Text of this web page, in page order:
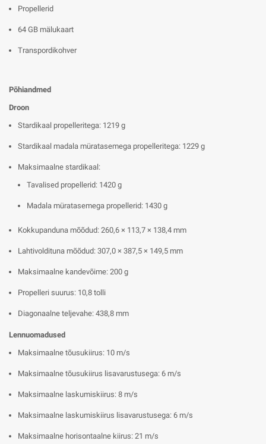
Propellerid
64 GB mälukaart
Transpordikohver
Põhiandmed
Droon
Stardikaal propelleritega: 1219 g
Stardikaal madala müratasemega propelleritega: 1229 g
Maksimaalne stardikaal:
Tavalised propellerid: 1420 g
Madala müratasemega propellerid: 1430 g
Kokkupanduna mõõdud: 260,6 × 113,7 × 138,4 mm
Lahtivoldituna mõõdud: 307,0 × 387,5 × 149,5 mm
Maksimaalne kandevõime: 200 g
Propelleri suurus: 10,8 tolli
Diagonaalne teljevahe: 438,8 mm
Lennuomadused
Maksimaalne tõusukiirus: 10 m/s
Maksimaalne tõusukiirus lisavarustusega: 6 m/s
Maksimaalne laskumiskiirus: 8 m/s
Maksimaalne laskumiskiirus lisavarustusega: 6 m/s
Maksimaalne horisontaalne kiirus: 21 m/s